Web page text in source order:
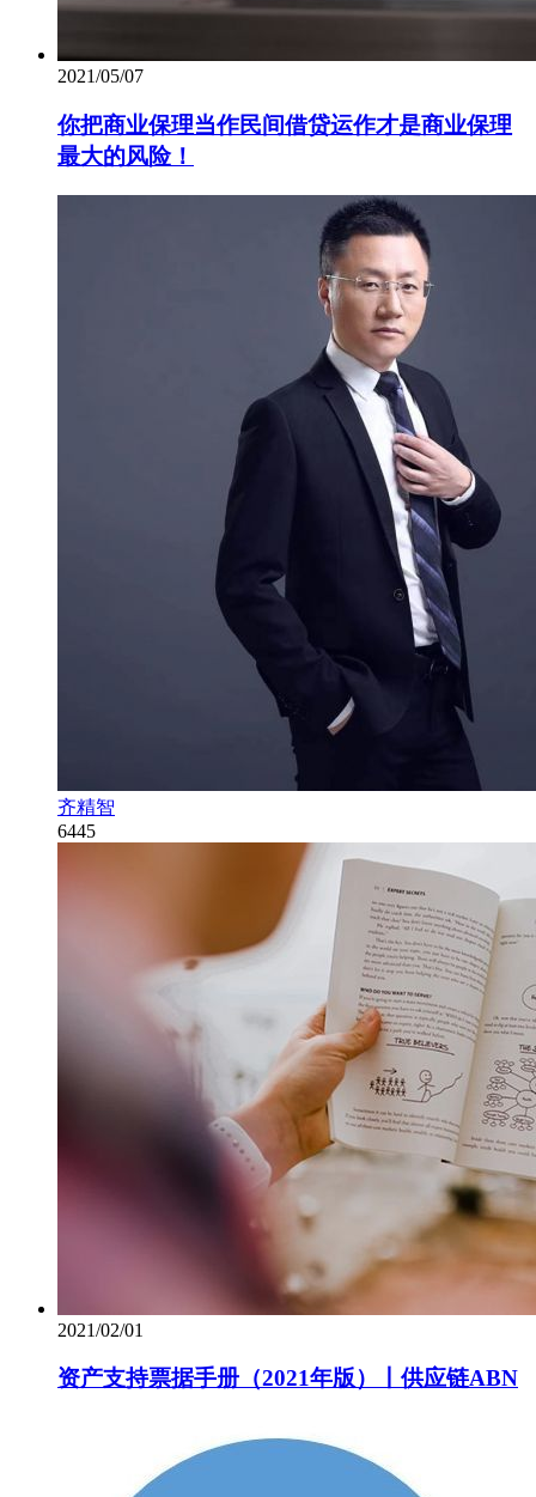
2021/05/07
你把商业保理当作民间借贷运作才是商业保理
最大的风险！
齐精智
6445
2021/02/01
资产支持票据手册（2021年版）丨供应链ABN